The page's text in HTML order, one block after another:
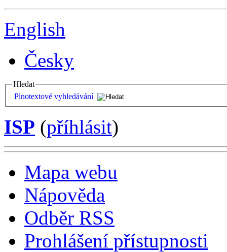
English
Česky
Hledat
Plnotextové vyhledávání
ISP (příhlásit)
Mapa webu
Nápověda
Odběr RSS
Prohlášení přístupnosti